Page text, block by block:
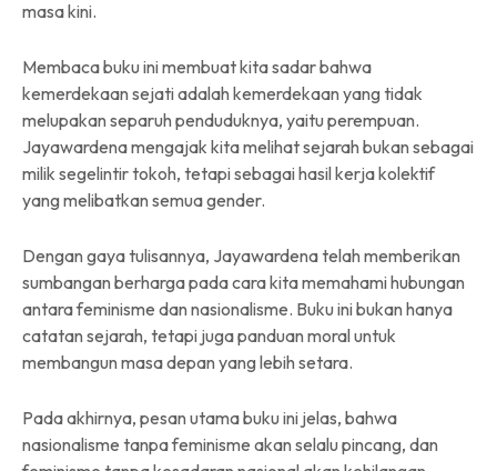
masa kini.
Membaca buku ini membuat kita sadar bahwa
kemerdekaan sejati adalah kemerdekaan yang tidak
melupakan separuh penduduknya, yaitu perempuan.
Jayawardena mengajak kita melihat sejarah bukan sebagai
milik segelintir tokoh, tetapi sebagai hasil kerja kolektif
yang melibatkan semua gender.
Dengan gaya tulisannya, Jayawardena telah memberikan
sumbangan berharga pada cara kita memahami hubungan
antara feminisme dan nasionalisme. Buku ini bukan hanya
catatan sejarah, tetapi juga panduan moral untuk
membangun masa depan yang lebih setara.
Pada akhirnya, pesan utama buku ini jelas, bahwa
nasionalisme tanpa feminisme akan selalu pincang, dan